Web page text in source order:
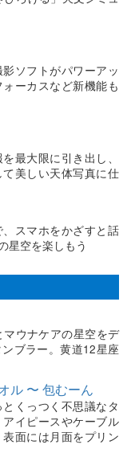
ソフトがパワーアッ
ーカスなど新機能も
最大限に引き出し、
美しい天体写真に仕
スマホをかざすと話
星空を楽しもう
マウナケアの星空をデ
ブラー。黄道12星座
ル 〜 包むーん
くっつく不思議なタ
イピースやケーブル
面には月面をプリン